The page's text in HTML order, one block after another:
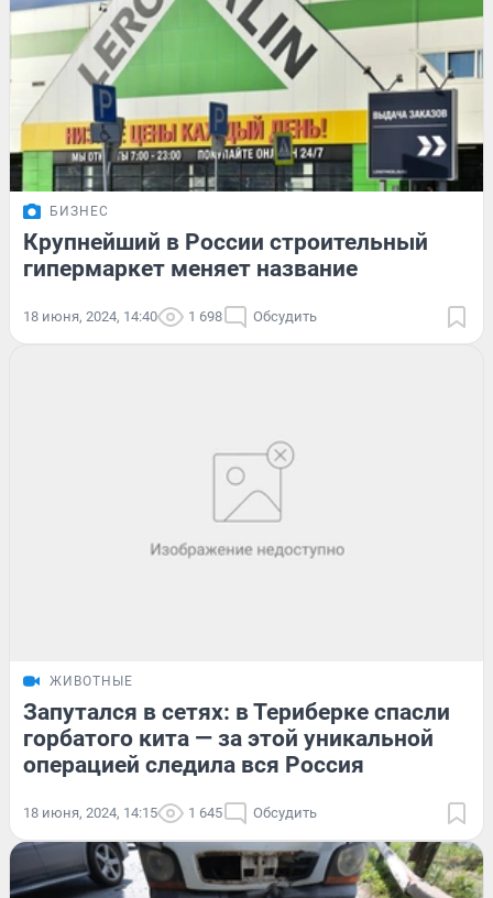
БИЗНЕС
Крупнейший в России строительный
гипермаркет меняет название
18 июня, 2024, 14:40 1 698 Обсудить
ЖИВОТНЫЕ
Запутался в сетях: в Териберке спасли
горбатого кита — за этой уникальной
операцией следила вся Россия
18 июня, 2024, 14:15 1 645 Обсудить